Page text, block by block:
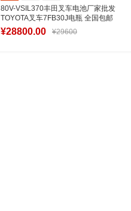
80V-VSIL370丰田叉车电池厂家批发
TOYOTA叉车7FB30J电瓶 全国包邮
¥28800.00 ¥29600